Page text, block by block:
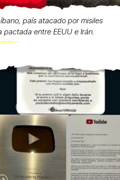
país atacado por misiles
pactada entre EEUU e Irán.